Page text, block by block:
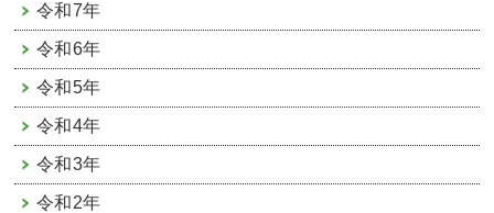
令和7年
令和6年
令和5年
令和4年
令和3年
令和2年